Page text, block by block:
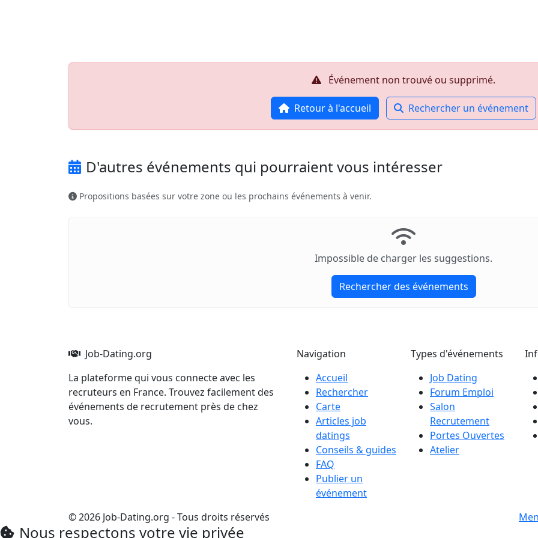
Événement non trouvé ou supprimé.
Retour à l'accueil Rechercher un événement
D'autres événements qui pourraient vous intéresser
Propositions basées sur votre zone ou les prochains événements à venir.
Impossible de charger les suggestions.
Rechercher des événements
Job-Dating.org
La plateforme qui vous connecte avec les
recruteurs en France. Trouvez facilement des
événements de recrutement près de chez
vous.
Navigation
Accueil
Rechercher
Carte
Articles job
datings
Conseils & guides
FAQ
Publier un
événement
Types d'événements
Job Dating
Forum Emploi
Salon
Recrutement
Portes Ouvertes
Atelier
© 2026 Job-Dating.org - Tous droits réservés
Nous respectons votre vie privée